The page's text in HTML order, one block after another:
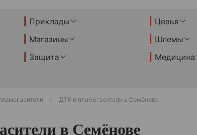
Приклады Цевья
Магазины Шлемы
Защита Медицина
ДТК и пламегасители в Семёнове
в Семёнове